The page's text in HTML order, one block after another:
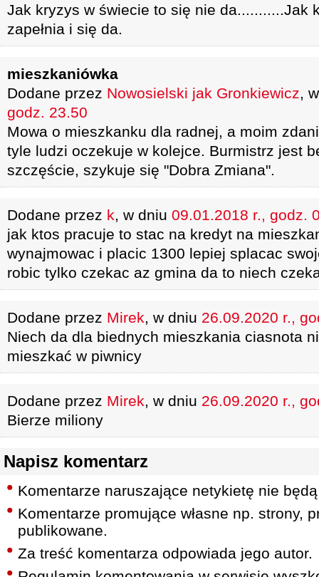
Jak kryzys w świecie to się nie da...........Jak
zapełnia i się da.
mieszkaniówka
Dodane przez Nowosielski jak Gronkiewicz,
godz. 23.50
Mowa o mieszkanku dla radnej, a moim
tyle ludzi oczekuje w kolejce. Burmistrz jest
szczęście, szykuje się "Dobra Zmiana".
Dodane przez k, w dniu 09.01.2018 r., godz.
jak ktos pracuje to stac na kredyt na
wynajmowac i placic 1300 lepiej splacac
robic tylko czekac az gmina da to niech
Dodane przez Mirek, w dniu 26.09.2020 r.,
Niech da dla biednych mieszkania ciasnota
mieszkać w piwnicy
Dodane przez Mirek, w dniu 26.09.2020 r.,
Bierze miliony
Napisz komentarz
Komentarze naruszające netykietę nie
Komentarze promujące własne np. strony,
publikowane.
Za treść komentarza odpowiada jego autor.